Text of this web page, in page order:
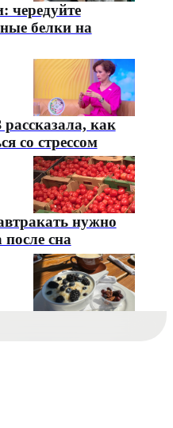
чередуйте
белки на
как
со стрессом
нужно
после сна